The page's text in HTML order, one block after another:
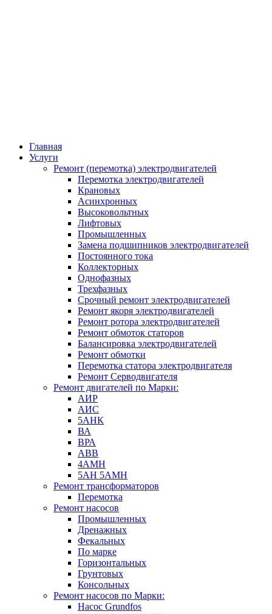
Главная
Услуги
Ремонт (перемотка) электродвигателей
Перемотка электродвигателей
Крановых
Асинхронных
Высоковольтных
Лифтовых
Промышленных
Замена подшипников электродвигателей
Постоянного тока
Коллекторных
Однофазных
Трехфазных
Срочный ремонт электродвигателей
Ремонт якоря электродвигателей
Ремонт ротора электродвигателей
Ремонт обмоток статоров
Балансировка электродвигателей
Ремонт обмотки
Перемотка статора электродвигателя
Ремонт Серводвигателя
Ремонт двигателей по Марки:
АИР
АИС
5АНК
ВА
ВРА
ABB
4АМН
5АН 5АМН
Ремонт трансформаторов
Перемотка
Ремонт насосов
Промышленных
Дренажных
Фекальных
По марке
Горизонтальных
Грунтовых
Консольных
Ремонт насосов по Марки:
Насос Grundfos